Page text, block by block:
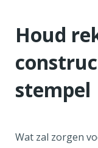
Houd
stempel
Wat zal zorgen